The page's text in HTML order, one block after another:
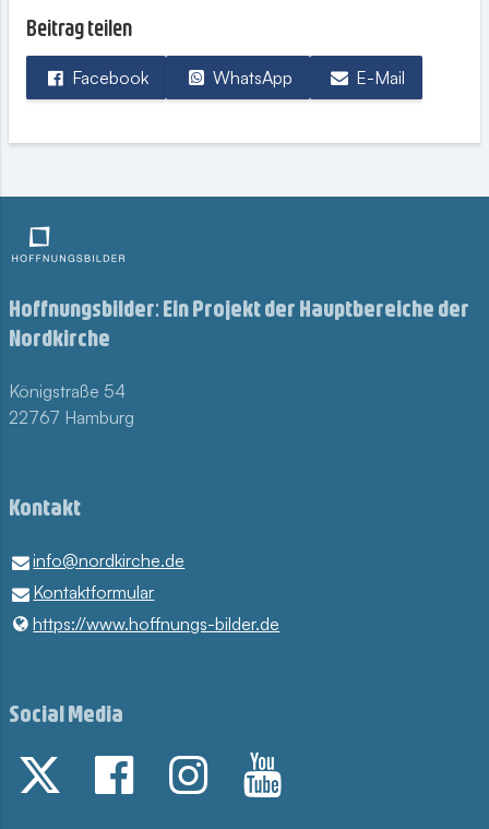
Beitrag teilen
Facebook WhatsApp E-Mail
Hoffnungsbilder: Ein Projekt der Hauptbereiche der
Nordkirche
Königstraße 54
22767 Hamburg
Kontakt
info@​nordkirche.​de
Kontaktformular
https://www.​hoffnungs-bilder.​de
Social Media